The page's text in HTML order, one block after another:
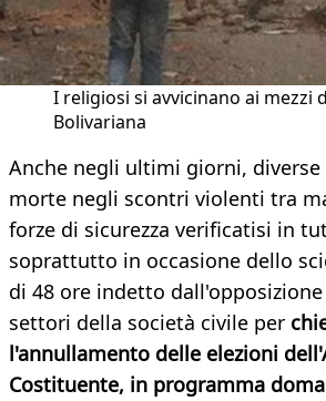
I religiosi si avvicinano ai mezzi
Bolivariana
Anche negli ultimi giorni, diverse
morte negli scontri violenti tra
forze di sicurezza verificatisi in
soprattutto in occasione dello
di 48 ore indetto
settori della società civile per
l'annullamento delle elezioni
Costituente, in programma